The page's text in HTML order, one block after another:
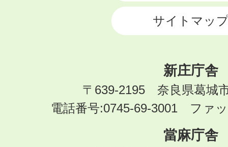
サイトマッ
新庄庁舎
〒639-2195 奈良県葛城
電話番号:0745-69-3001 ファ
當麻庁舎